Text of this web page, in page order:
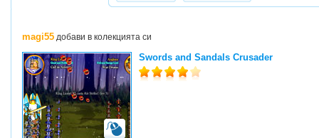
magi55 добави в колекцията си
Swords and Sandals Crusader